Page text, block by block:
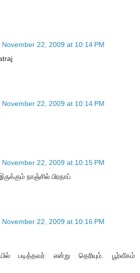
November 22, 2009 at 10:14 PM
November 22, 2009 at 10:14 PM
November 22, 2009 at 10:15 PM
நாஞ்சில் பிரதாப்
November 22, 2009 at 10:16 PM
படித்தவர் என்று தெரியும். பூர்வீகம்